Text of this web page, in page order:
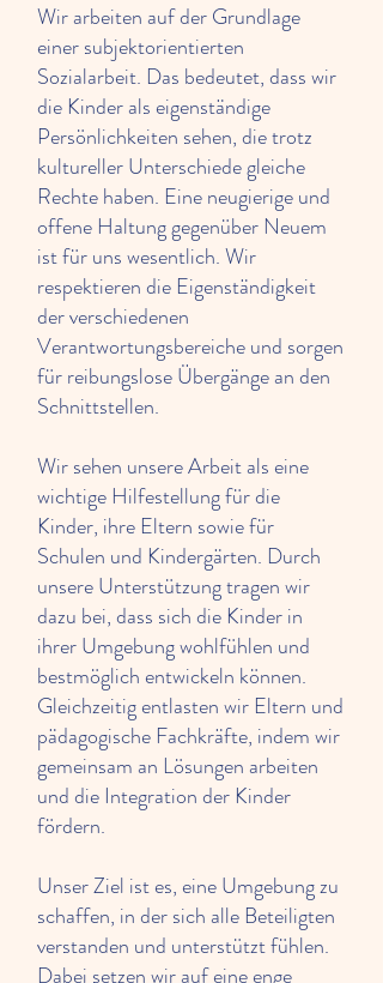
Wir arbeiten auf der Grundlage
einer subjektorientierten
Sozialarbeit. Das bedeutet, dass wir
die Kinder als eigenständige
Persönlichkeiten sehen, die trotz
kultureller Unterschiede gleiche
Rechte haben. Eine neugierige und
offene Haltung gegenüber Neuem
ist für uns wesentlich. Wir
respektieren die Eigenständigkeit
der verschiedenen
Verantwortungsbereiche und sorgen
für reibungslose Übergänge an den
Schnittstellen.
Wir sehen unsere Arbeit als eine
wichtige Hilfestellung für die
Kinder, ihre Eltern sowie für
Schulen und Kindergärten. Durch
unsere Unterstützung tragen wir
dazu bei, dass sich die Kinder in
ihrer Umgebung wohlfühlen und
bestmöglich entwickeln können.
Gleichzeitig entlasten wir Eltern und
pädagogische Fachkräfte, indem wir
gemeinsam an Lösungen arbeiten
und die Integration der Kinder
fördern.
Unser Ziel ist es, eine Umgebung zu
schaffen, in der sich alle Beteiligten
verstanden und unterstützt fühlen.
Dabei setzen wir auf eine enge